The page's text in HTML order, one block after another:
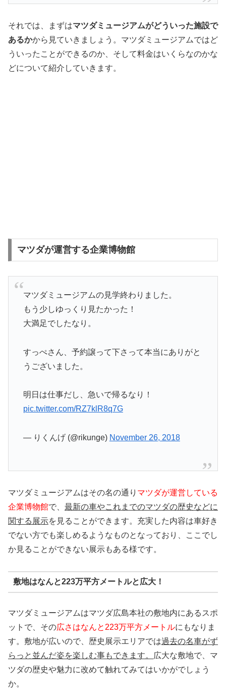
それでは、まずはマツダミュージアムがどういった施設で
あるかから見ていきましょう。マツダミュージアムではど
ういったことができるのか、そして料金はいくらなのかな
どについて紹介していきます。
マツダが運営する企業博物館
マツダミュージアムの見学終わりました。
もう少しゆっくり見たかった！
大満足でしたなり。
すっぺさん、予約譲って下さって本当にありがと
うございました。
明日は仕事だし、急いで帰るなり！
pic.twitter.com/RZ7klR8q7G
— りくんげ (@rikunge) November 26, 2018
マツダミュージアムはその名の通り マツダが運営している
企業博物館で、 最新の車やこれまでのマツダの歴史などに
関する展示を見ることができます。充実した内容は車好き
でない方でも楽しめるようなものとなっており、ここでし
か見ることができない展示もある様です。
敷地はなんと223万平方メートルと広大！
マツダミュージアムはマツダ広島本社の敷地内にあるスポ
ットで、その広さはなんと223万平方メートルにもなりま
す。敷地が広いので、歴史展示エリアでは過去の名車がず
らっと並んだ姿を楽しむ事もできます。
広大な敷地で、マ
ツダの歴史や魅力に改めて触れてみてはいかがでしょう
か。